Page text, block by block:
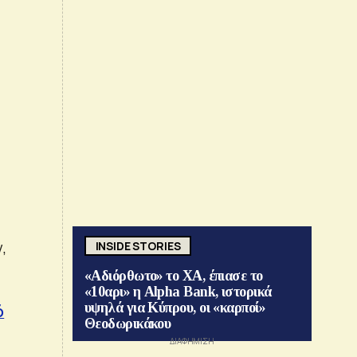
INSIDE STORIES
«Αδιόρθωτο» το ΧΑ, έπιασε το
«10αρι» η Alpha Bank, ιστορικά
υψηλά για Κύπρου, οι «καρποί»
Θεοδωρικάκου